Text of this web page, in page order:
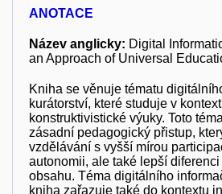
ANOTACE
Název anglicky: Digital
an Approach of Universal
Kniha se věnuje tématu
kurátorství, které studuje v
konstruktivistické výuky. Toto
zásadní pedagogický přistup,
vzdělávání s vyšší mírou
autonomii, ale také lepší
obsahu. Téma digitálního
kniha zařazuje také do kontextu